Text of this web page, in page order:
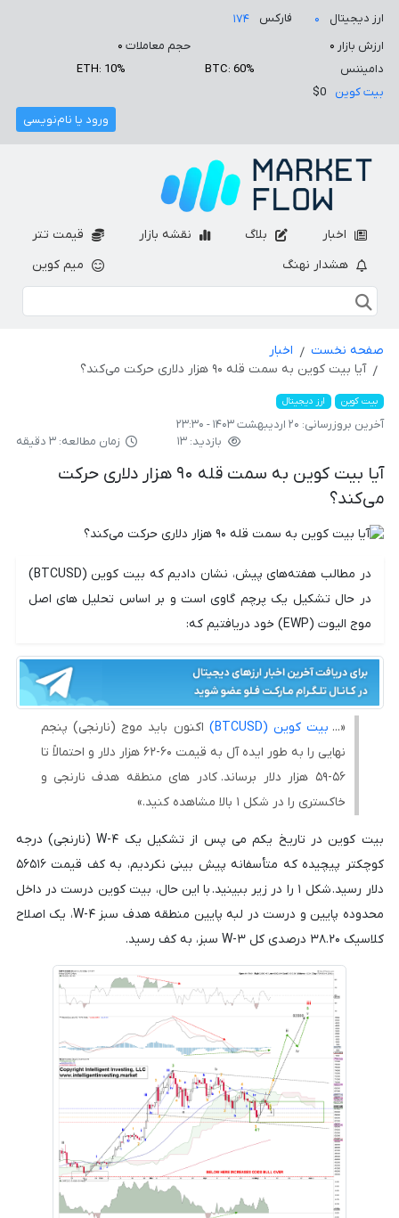
ارز دیجیتال ۰ فارکس
۱۷۴
ارزش بازار ۰ حجم معاملات ۰
دامیننس
BTC: 60%
ETH: 10%
بیت کوین
$0
ورود یا نام‌نویسی
اخبار بلاگ نقشه بازار
قیمت تتر
هشدار نهنگ
میم کوین
صفحه نخست
اخبار
آیا بیت کوین به سمت قله ۹۰ هزار دلاری حرکت می‌کند؟
بیت کوین ارز دیجیتال
آخرین بروزرسانی: ۲۰ اردیبهشت ۱۴۰۳ - ۲۳:۳۰
بازدید: ۱۳
زمان مطالعه: ۳ دقیقه
آیا بیت کوین به سمت قله ۹۰ هزار دلاری حرکت
می‌کند؟
در مطالب هفته‌های پیش، نشان دادیم که بیت کوین (BTCUSD)
در حال تشکیل یک پرچم گاوی است و بر اساس تحلیل های اصل
موج الیوت (EWP) خود دریافتیم که:
«... بیت کوین (BTCUSD)
اکنون باید موج (نارنجی) پنجم
نهایی را به طور ایده آل به قیمت ۶۰-۶۲ هزار دلار و احتمالاً تا
۵۶-۵۹ هزار دلار برساند. کادر های منطقه هدف نارنجی و
خاکستری را در شکل ۱ بالا مشاهده کنید.»
بیت کوین در تاریخ یکم می پس از تشکیل یک W-۴ (نارنجی) درجه
کوچکتر پیچیده که متأسفانه پیش بینی نکردیم، به کف قیمت ۵۶۵۱۶
دلار رسید. شکل ۱ را در زیر ببینید. با این حال، بیت کوین درست در داخل
محدوده پایین و درست در لبه پایین منطقه هدف سبز W-۴، یک اصلاح
کلاسیک ۳۸.۲۰ درصدی کل W-۳ سبز، به کف رسید.